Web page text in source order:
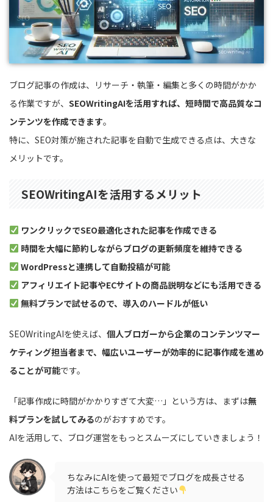
ブログ記事の作成は、リサーチ・執筆・編集と多くの時間がかか
る作業ですが、 SEOWritingAIを活用すれば、短時間で高品質なコ
ンテンツを作成できます。
特に、SEO対策が施された記事を自動で生成できる点は、大きな
メリットです。
SEOWritingAIを活用するメリット
ワンクリックでSEO最適化された記事を作成できる
時間を大幅に節約しながらブログの更新頻度を維持できる
WordPressと連携して自動投稿が可能
アフィリエイト記事やECサイトの商品説明などにも活用できる
無料プランで試せるので、導入のハードルが低い
SEOWritingAIを使えば、 個人ブロガーから企業のコンテンツマー
ケティング担当者まで、幅広いユーザーが効率的に記事作成を進め
ることが可能です。
「記事作成に時間がかかりすぎて大変…」という方は、まずは無
料プランを試してみるのがおすすめです。
AIを活用して、ブログ運営をもっとスムーズにしていきましょう！
ちなみにAIを使って最短でブログを成長させる
方法はこちらをご覧ください